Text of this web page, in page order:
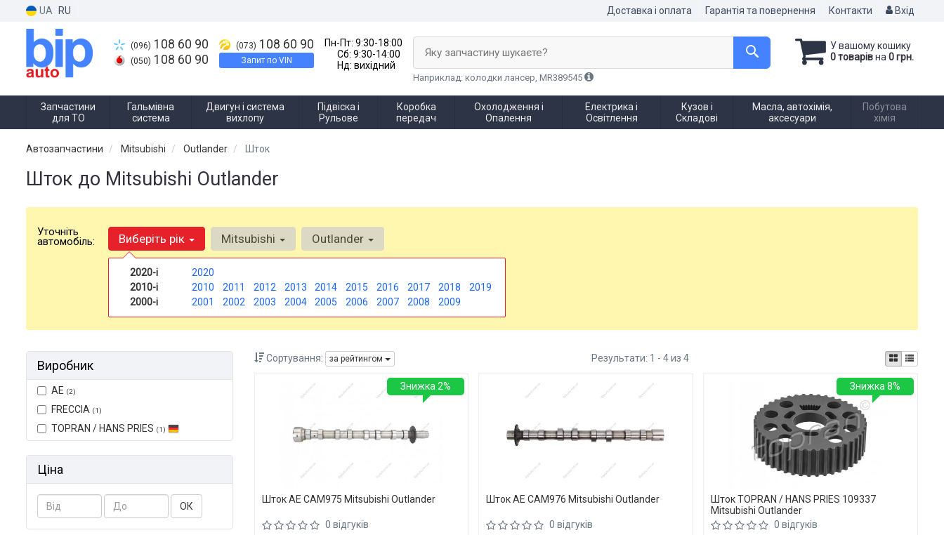
UA RU Доставка і оплата Гарантія та повернення Контакти Вхід
(096) 108 60 90
(050) 108 60 90
(073) 108 60 90
Запит по VIN
Пн-Пт: 9:30-18:00
Сб: 9:30-14:00
Нд: вихідний
У вашому кошику
0 товарівна 0 грн.
Яку запчастину шукаєте?
Наприклад: колодки лансер, MR389545
Запчастини
для ТО
Гальмівна
система
Двигун і система
вихлопу
Підвіска і
Рульове
Коробка
передач
Охолодження і
Опалення
Електрика і
Освітлення
Кузов і
Складові
Масла, автохімія,
аксесуари
Побутова
хімія
Автозапчастини Mitsubishi Outlander Шток
Шток до Mitsubishi Outlander
Уточніть
автомобіль: Виберіть рік
2020-і
2020
2010-і
2010 2011 2012 2013 2014 2015 2016 2017 2018
2019
2000-і
2001 2002 2003 2004 2005 2006 2007 2008 2009
Mitsubishi Outlander
Виробник
AE (2)
FRECCIA (1)
TOPRAN / HANS PRIES (1)
Ціна
ОК
Сортування: за рейтингом Результати: 1 - 4 из 4
Шток AE CAM975 Mitsubishi Outlander
0 відгуків
Знижка 2%
Шток AE CAM976 Mitsubishi Outlander
0 відгуків
Шток TOPRAN / HANS PRIES 109337
Mitsubishi Outlander
0 відгуків
Знижка 8%